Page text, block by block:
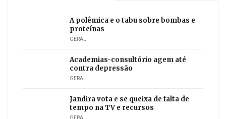
A polêmica e o tabu sobre bombas e
proteínas
GERAL
Academias-consultório agem até
contra depressão
GERAL
Jandira vota e se queixa de falta de
tempo na TV e recursos
GERAL